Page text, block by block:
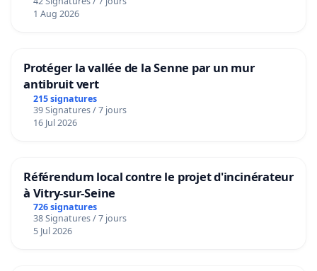
1 Aug 2026
Protéger la vallée de la Senne par un mur
antibruit vert
215 signatures
39 Signatures / 7 jours
16 Jul 2026
Référendum local contre le projet d'incinérateur
à Vitry-sur-Seine
726 signatures
38 Signatures / 7 jours
5 Jul 2026